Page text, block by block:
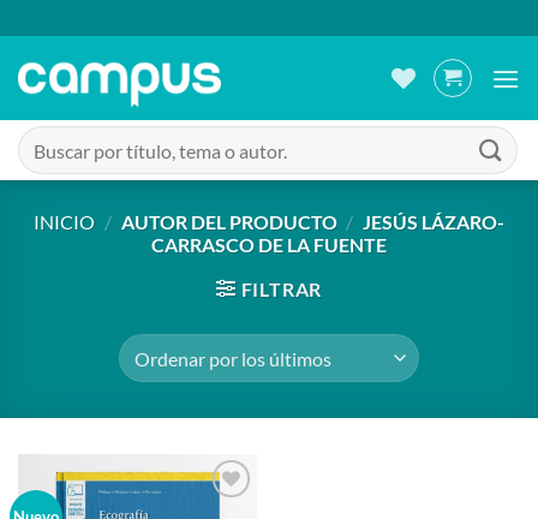
al
contenido
Buscar
por:
INICIO / AUTOR DEL PRODUCTO / JESÚS LÁZARO-
CARRASCO DE LA FUENTE
FILTRAR